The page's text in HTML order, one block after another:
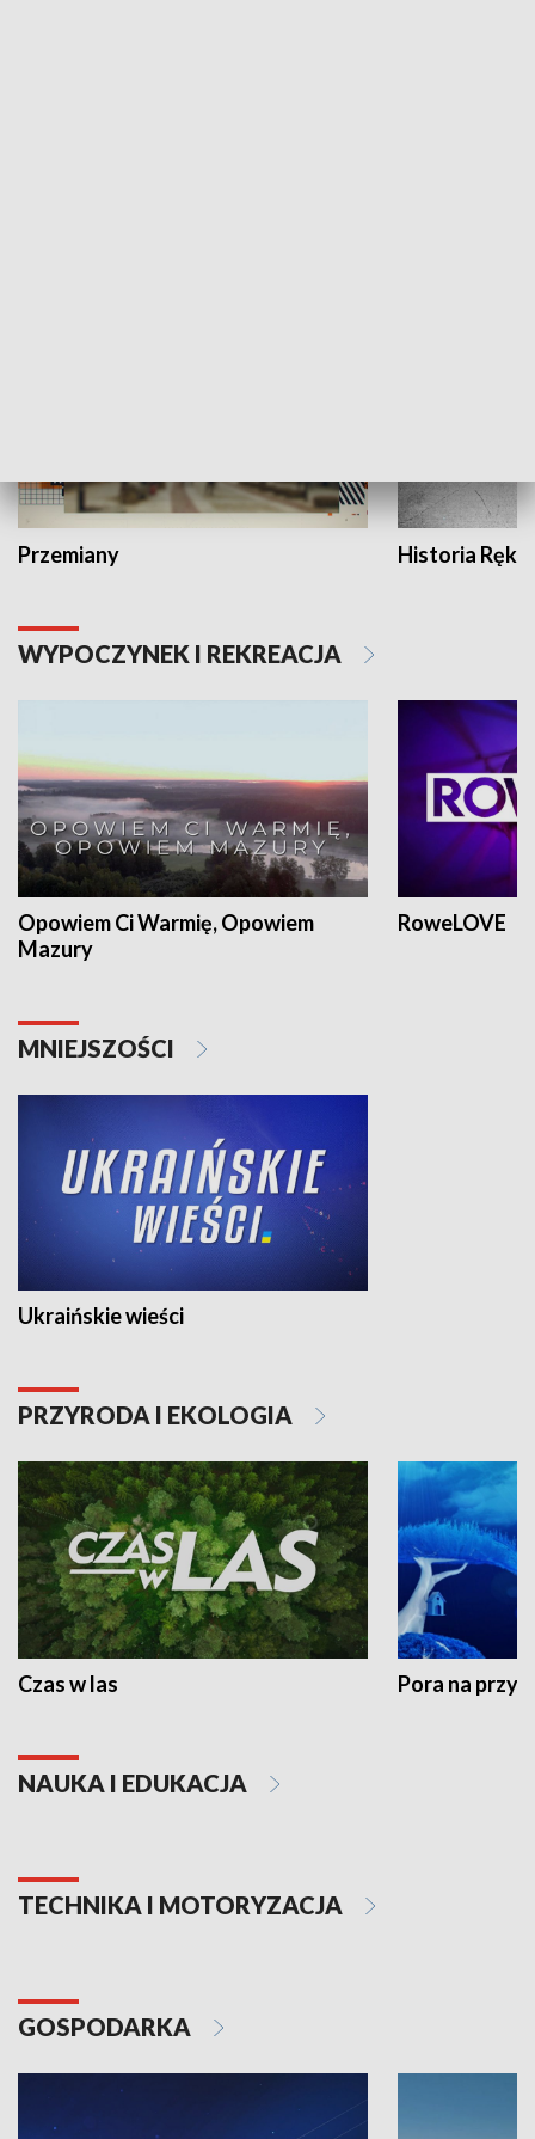
Przemiany Historia Ręką
WYPOCZYNEK I REKREACJA
Opowiem Ci Warmię, Opowiem
Mazury
RoweLOVE
MNIEJSZOŚCI
Ukraińskie wieści
PRZYRODA I EKOLOGIA
Czas w las Pora na
NAUKA I EDUKACJA
TECHNIKA I MOTORYZACJA
GOSPODARKA